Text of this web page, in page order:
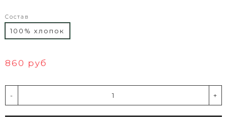
Состав
100% хлопок
860 руб
- +